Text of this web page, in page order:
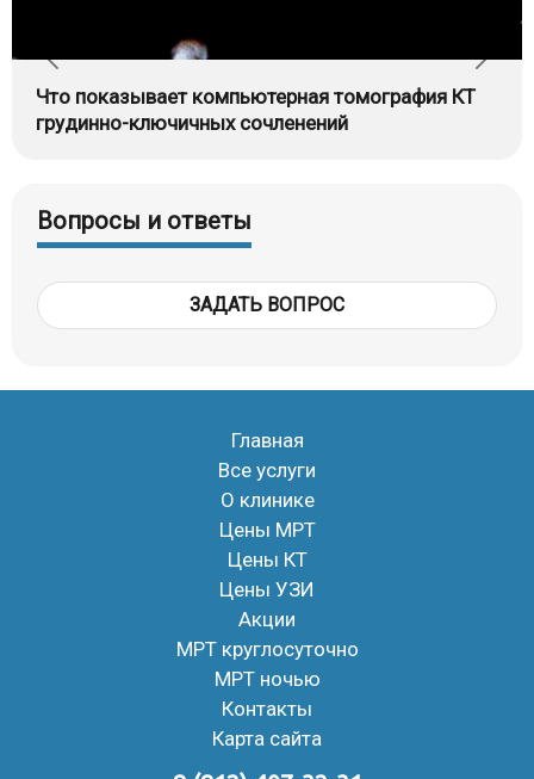
Что показывает компьютерная томография КТ
грудинно-ключичных сочленений
Вопросы и ответы
ЗАДАТЬ ВОПРОС
Главная
Все услуги
О клинике
Цены МРТ
Цены КТ
Цены УЗИ
Акции
МРТ круглосуточно
МРТ ночью
Контакты
Карта сайта